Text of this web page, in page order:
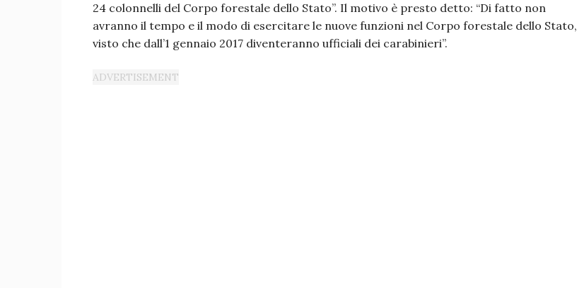
24 colonnelli del Corpo forestale dello Stato”. Il motivo è presto detto: “Di fatto non
avranno il tempo e il modo di esercitare le nuove funzioni nel Corpo forestale dello Stato,
visto che dall’1 gennaio 2017 diventeranno ufficiali dei carabinieri”.